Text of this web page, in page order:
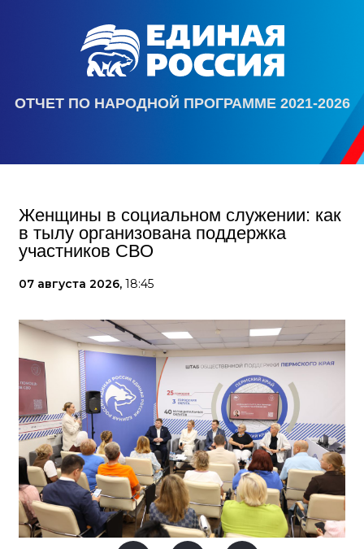
ОТЧЕТ ПО НАРОДНОЙ ПРОГРАММЕ 2021-2026
Женщины в социальном служении: как
в тылу организована поддержка
участников СВО
07 августа 2026, 18:45